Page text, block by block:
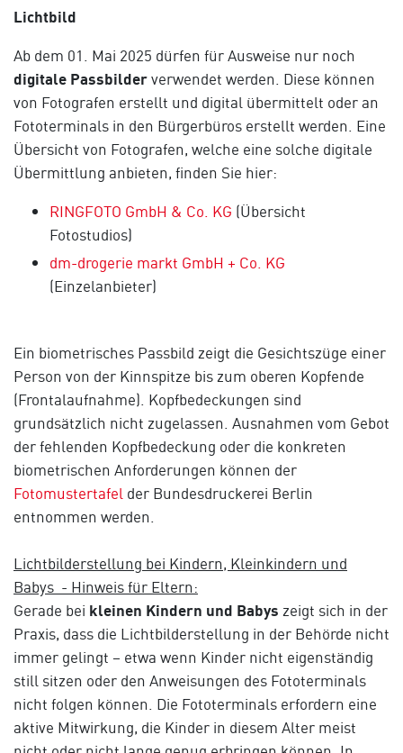
Lichtbild
Ab dem 01. Mai 2025 dürfen für Ausweise nur noch
digitale Passbilderverwendet werden. Diese können
von Fotografen erstellt und digital übermittelt oder an
Fototerminals in den Bürgerbüros erstellt werden. Eine
Übersicht von Fotografen, welche eine solche digitale
Übermittlung anbieten, finden Sie hier:
RINGFOTO GmbH & Co. KG (Übersicht
Fotostudios)
dm-drogerie markt GmbH + Co. KG
(Einzelanbieter)
Ein biometrisches Passbild zeigt die Gesichtszüge einer
Person von der Kinnspitze bis zum oberen Kopfende
(Frontalaufnahme). Kopfbedeckungen sind
grundsätzlich nicht zugelassen. Ausnahmen vom Gebot
der fehlenden Kopfbedeckung oder die konkreten
biometrischen Anforderungen können der
Fotomustertafel der Bundesdruckerei Berlin
entnommen werden.
Lichtbilderstellung bei Kindern, Kleinkindern und
Babys - Hinweis für Eltern:
Gerade bei kleinen Kindern und Babys zeigt sich in der
Praxis, dass die Lichtbilderstellung in der Behörde nicht
immer gelingt – etwa wenn Kinder nicht eigenständig
still sitzen oder den Anweisungen des Fototerminals
nicht folgen können. Die Fototerminals erfordern eine
aktive Mitwirkung, die Kinder in diesem Alter meist